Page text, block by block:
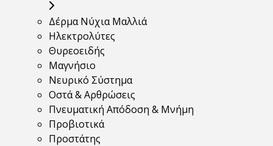
Δέρμα Νύχια Μαλλιά
Ηλεκτρολύτες
Θυρεοειδής
Μαγνήσιο
Νευρικό Σύστημα
Οστά & Αρθρώσεις
Πνευματική Απόδοση & Μνήμη
Προβιοτικά
Προστάτης